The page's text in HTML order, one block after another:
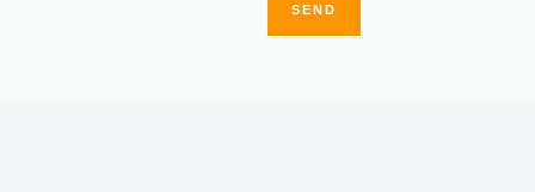
SEND